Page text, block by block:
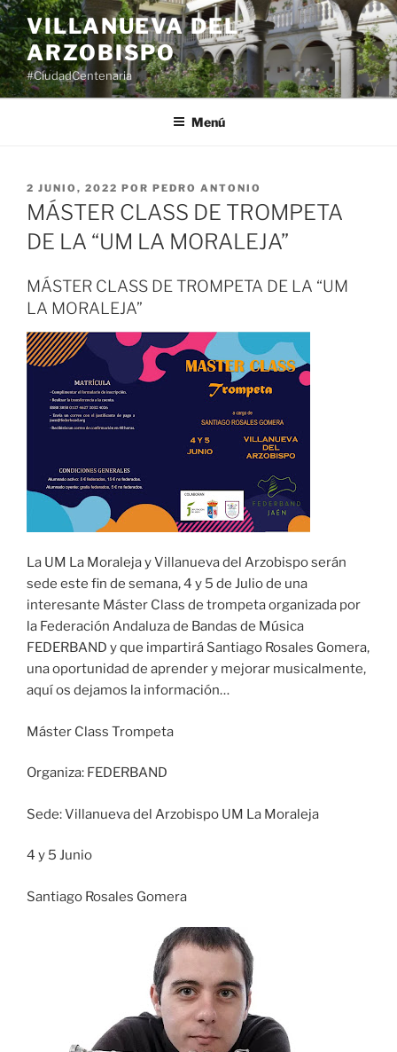
Saltar
al
contenido
VILLANUEVA DEL
ARZOBISPO
#CiudadCentenaria
Menú
PUBLICADO
EL
2 JUNIO, 2022 POR PEDRO ANTONIO
MÁSTER CLASS DE TROMPETA
DE LA “UM LA MORALEJA”
MÁSTER CLASS DE TROMPETA DE LA “UM
LA MORALEJA”
La UM La Moraleja y Villanueva del Arzobispo serán
sede este fin de semana, 4 y 5 de Julio de una
interesante Máster Class de trompeta organizada por
la Federación Andaluza de Bandas de Música
FEDERBAND y que impartirá Santiago Rosales Gomera,
una oportunidad de aprender y mejorar musicalmente,
aquí os dejamos la información…
Máster Class Trompeta
Organiza: FEDERBAND
Sede: Villanueva del Arzobispo UM La Moraleja
4 y 5 Junio
Santiago Rosales Gomera